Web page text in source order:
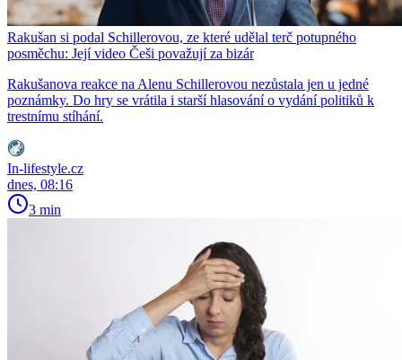
Rakušan si podal Schillerovou, ze které udělal terč potupného
posměchu: Její video Češi považují za bizár
Rakušanova reakce na Alenu Schillerovou nezůstala jen u jedné
poznámky. Do hry se vrátila i starší hlasování o vydání politiků k
trestnímu stíhání.
In-lifestyle.cz
dnes, 08:16
3 min